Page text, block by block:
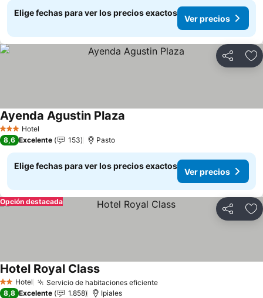
Elige fechas para ver los precios exactos
Ver precios
Compartir
3 Estrellas
Hotel
Ayenda Agustin Plaza
8,6 Excelente 153 Pasto
Elige fechas para ver los precios exactos
Ver precios
Compartir
Opción destacada
2 Estrellas
Hotel Servicio de habitaciones eficienteVer precios
Hotel Royal ClassVer precios
8,8 Excelente 1.858 Ipiales